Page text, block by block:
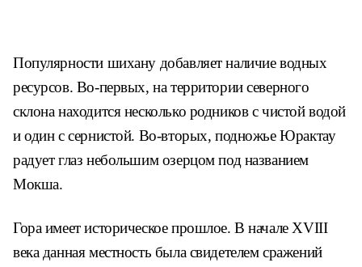
Популярности шихану добавляет наличие водных
ресурсов. Во-первых, на территории северного
склона находится несколько родников с чистой водой
и один с сернистой. Во-вторых, подножье Юрактау
радует глаз небольшим озерцом под названием
Мокша.
Гора имеет историческое прошлое. В начале XVIII
века данная местность была свидетелем сражений